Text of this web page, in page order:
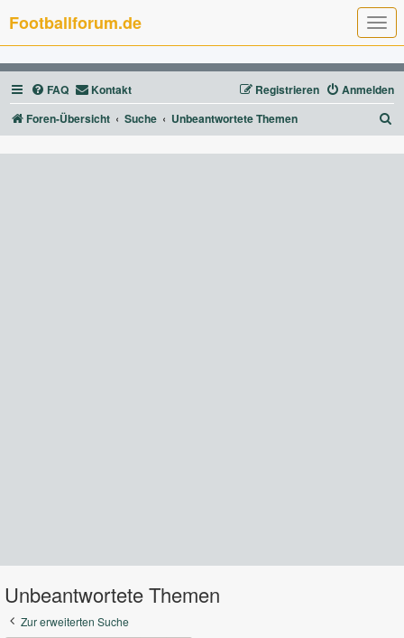
T
o
g
g
l
e
n
a
g
Footballforum.de
FAQ Kontakt Anmelden
Registrieren
Foren-Übersicht
Suche Unbeantwortete Themen
u
Unbeantwortete Themen
Zur erweiterten Suche